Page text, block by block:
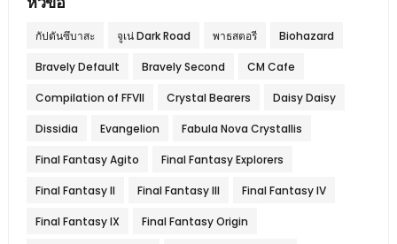
กัปตันซึบาสะ จูเน่ Dark Road พาธสตอรี Biohazard
Bravely Default Bravely Second CM Cafe
Compilation of FFVII Crystal Bearers Daisy Daisy
Dissidia Evangelion Fabula Nova Crystallis
Final Fantasy Agito Final Fantasy Explorers
Final Fantasy II Final Fantasy III Final Fantasy IV
Final Fantasy IX Final Fantasy Origin